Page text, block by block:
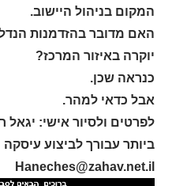
המקום בניהול היישוב.
האם מדובר בהזדמנות
יוקרה באיזור המרכז?
כנראה שכן.
אבל כדאי למהר.
לפרטים ולסיור אישי: יגאל
ביותר עבורך לביצוע עיסקה
Haneches@zahav.net.il